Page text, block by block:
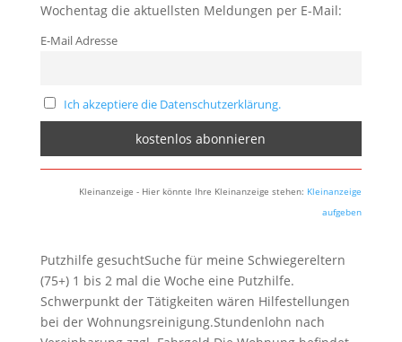
Wochentag die aktuellsten Meldungen per E-Mail:
E-Mail Adresse
Ich akzeptiere die Datenschutzerklärung.
Kleinanzeige - Hier könnte Ihre Kleinanzeige stehen: Kleinanzeige
aufgeben
Putzhilfe gesuchtSuche für meine Schwiegereltern
(75+) 1 bis 2 mal die Woche eine Putzhilfe.
Schwerpunkt der Tätigkeiten wären Hilfestellungen
bei der Wohnungsreinigung.Stundenlohn nach